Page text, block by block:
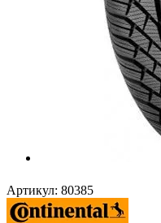
Артикул: 80385